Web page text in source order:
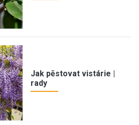
Jak pěstovat vistárie |
rady